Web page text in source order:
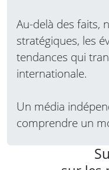
Au-delà des faits,
stratégiques, les
tendances qui
internationale.
Un média
comprendre un